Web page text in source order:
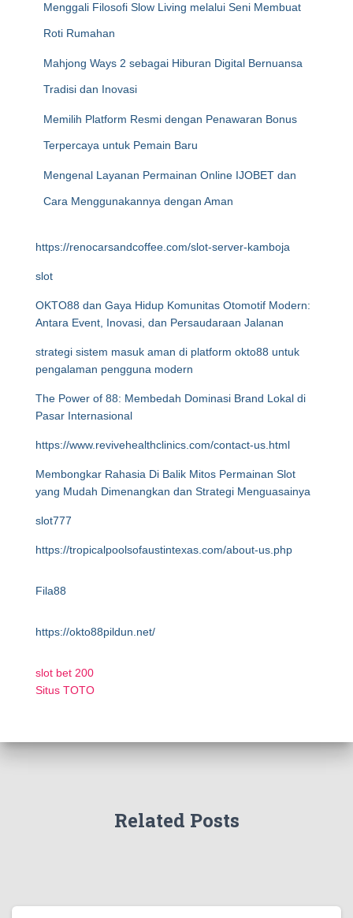
Menggali Filosofi Slow Living melalui Seni Membuat
Roti Rumahan
Mahjong Ways 2 sebagai Hiburan Digital Bernuansa
Tradisi dan Inovasi
Memilih Platform Resmi dengan Penawaran Bonus
Terpercaya untuk Pemain Baru
Mengenal Layanan Permainan Online IJOBET dan
Cara Menggunakannya dengan Aman
https://renocarsandcoffee.com/slot-server-kamboja
slot
OKTO88 dan Gaya Hidup Komunitas Otomotif Modern:
Antara Event, Inovasi, dan Persaudaraan Jalanan
strategi sistem masuk aman di platform okto88 untuk
pengalaman pengguna modern
The Power of 88: Membedah Dominasi Brand Lokal di
Pasar Internasional
https://www.revivehealthclinics.com/contact-us.html
Membongkar Rahasia Di Balik Mitos Permainan Slot
yang Mudah Dimenangkan dan Strategi Menguasainya
slot777
https://tropicalpoolsofaustintexas.com/about-us.php
Fila88
https://okto88pildun.net/
slot bet 200
Situs TOTO
Related Posts